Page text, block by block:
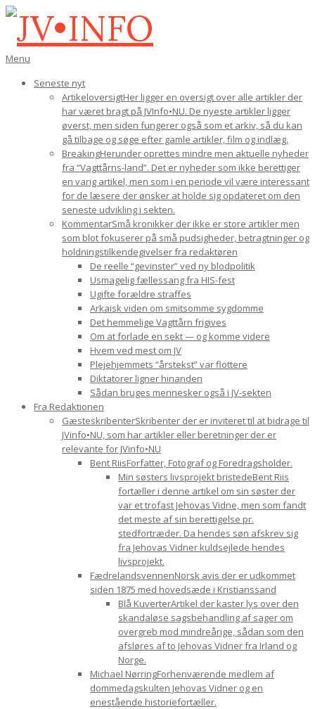
Gå
indhold
JV•INFO
Den
navigations-
Menu
Seneste nyt
ArtikeloversigtHer ligger en oversigt over alle artikler der
har været bragt på JVInfo•NU. De nyeste artikler ligger
øverst, men siden fungerer også som et arkiv, så du kan
gå tilbage og søge efter gamle artikler, film og indlæg.
BreakingHerunder oprettes mindre men aktuelle nyheder
fra “Vagttårns-land”. Det er nyheder som ikke berettiger
en varig artikel, men som i en periode vil være interessant
for de læsere der ønsker at holde sig opdateret om den
seneste udvikling i sekten.
KommentarSmå kronikker der ikke er store artikler men
som blot fokuserer på små pudsigheder, betragtninger og
holdningstilkendegivelser fra redaktøren
De reelle “gevinster” ved ny blodpolitik
Usmagelig fællessang fra HIS-fest
Ugifte forældre straffes
Arkaisk viden om smitsomme sygdomme
Det hemmelige Vagttårn frigives
Om at forlade en sekt — og komme videre
Hvem ved mest om JV
Plejehjemmets “årstekst” var flottere
Diktatorer ligner hinanden
Sådan bruges mennesker også i JV-sekten
Fra Redaktionen
GæsteskribenterSkribenter der er inviteret til at bidrage til
JVinfo•NU, som har artikler eller beretninger der er
relevante for JVinfo•NU
Bent RiisForfatter, Fotograf og Foredragsholder.
Min søsters livsprojekt bristedeBent Riis
fortæller i denne artikel om sin søster der
var et trofast Jehovas Vidne, men som fandt
det meste af sin berettigelse pr.
stedfortræder. Da hendes søn afskrev sig
fra Jehovas Vidner kuldsejlede hendes
livsprojekt.
FædrelandsvennenNorsk avis der er udkommet
siden 1875 med hovedsæde i Kristianssand
Blå KuverterArtikel der kaster lys over den
skandaløse sagsbehandling af sager om
overgreb mod mindreårige, sådan som den
afsløres af to Jehovas Vidner fra Irland og
Norge.
Michael NørringForhenværende medlem af
dommedagskulten Jehovas Vidner og en
enestående historiefortæller.